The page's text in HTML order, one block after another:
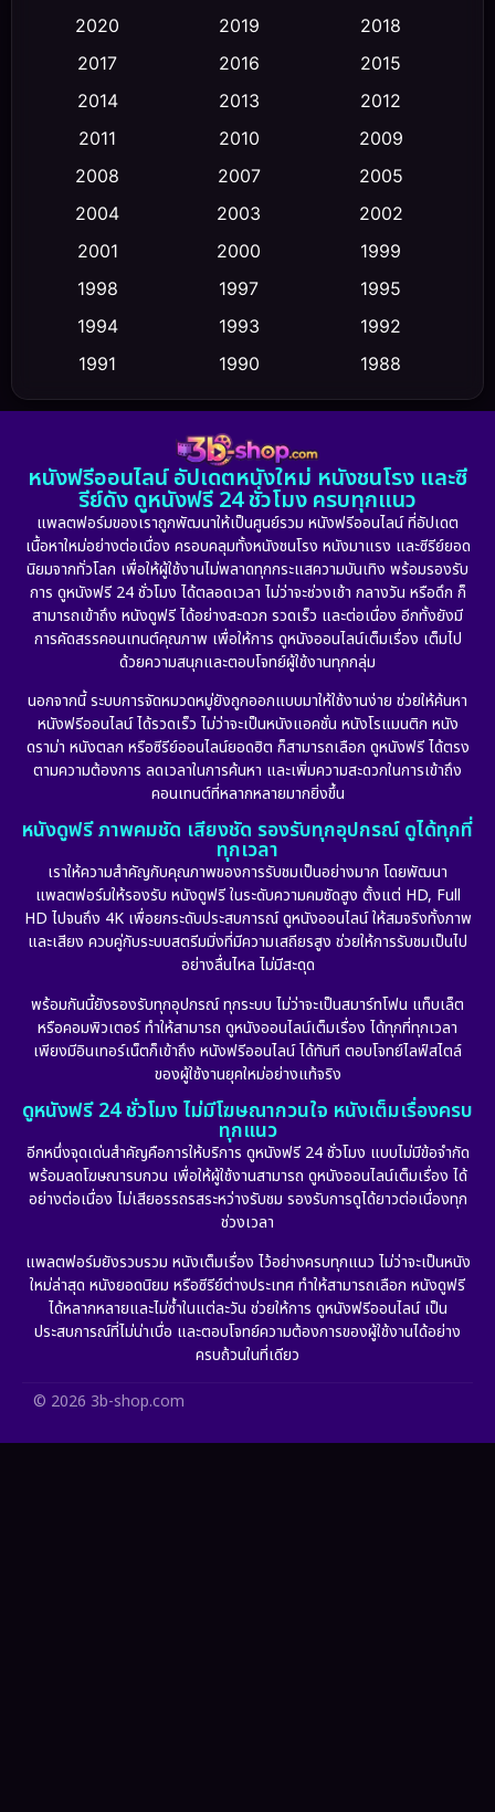
Classic หนังคลาสสิก (23)
Comedy ตลก (470)
Conspiracy
Crime อาชญากรรม (352)
Culture (23)
Dance เต้น
Detective สืบสวน (5)
Detective สืบสวน (56)
Disaster (10)
Disney+ (23)
Drama ดราม่า (887)
Dystopian (17)
Emotional (101)
Epic มหากาพย์ (17)
Erotic (10)
Fantasy จินตนาการ (256)
Film
Gothic (6)
HBO GO (11)
HBO Max (2)
Healing
Heist (7)
2020
2019
2018
2017
2016
2015
2014
2013
2012
2011
2010
2009
2008
2007
2005
2004
2003
2002
2001
2000
1999
1998
1997
1995
1994
1993
1992
1991
1990
1988
1986
1985
1983
1981
1974
1971 1962
หนังฟรีออนไลน์ อัปเดตหนังใหม่ หนังชนโรง และซี
รีย์ดัง ดูหนังฟรี 24 ชั่วโมง ครบทุกแนว
แพลตฟอร์มของเราถูกพัฒนาให้เป็นศูนย์รวม หนังฟรีออนไลน์ ที่อัปเดต
เนื้อหาใหม่อย่างต่อเนื่อง ครอบคลุมทั้งหนังชนโรง หนังมาแรง และซีรีย์ยอด
นิยมจากทั่วโลก เพื่อให้ผู้ใช้งานไม่พลาดทุกกระแสความบันเทิง พร้อมรองรับ
การ ดูหนังฟรี 24 ชั่วโมง ได้ตลอดเวลา ไม่ว่าจะช่วงเช้า กลางวัน หรือดึก ก็
สามารถเข้าถึง หนังดูฟรี ได้อย่างสะดวก รวดเร็ว และต่อเนื่อง อีกทั้งยังมี
การคัดสรรคอนเทนต์คุณภาพ เพื่อให้การ ดูหนังออนไลน์เต็มเรื่อง เต็มไป
ด้วยความสนุกและตอบโจทย์ผู้ใช้งานทุกกลุ่ม
นอกจากนี้ ระบบการจัดหมวดหมู่ยังถูกออกแบบมาให้ใช้งานง่าย ช่วยให้ค้นหา
หนังฟรีออนไลน์ ได้รวดเร็ว ไม่ว่าจะเป็นหนังแอคชั่น หนังโรแมนติก หนัง
ดราม่า หนังตลก หรือซีรีย์ออนไลน์ยอดฮิต ก็สามารถเลือก ดูหนังฟรี ได้ตรง
ตามความต้องการ ลดเวลาในการค้นหา และเพิ่มความสะดวกในการเข้าถึง
คอนเทนต์ที่หลากหลายมากยิ่งขึ้น
หนังดูฟรี ภาพคมชัด เสียงชัด รองรับทุกอุปกรณ์ ดูได้ทุกที่
ทุกเวลา
เราให้ความสำคัญกับคุณภาพของการรับชมเป็นอย่างมาก โดยพัฒนา
แพลตฟอร์มให้รองรับ หนังดูฟรี ในระดับความคมชัดสูง ตั้งแต่ HD, Full
HD ไปจนถึง 4K เพื่อยกระดับประสบการณ์ ดูหนังออนไลน์ ให้สมจริงทั้งภาพ
และเสียง ควบคู่กับระบบสตรีมมิ่งที่มีความเสถียรสูง ช่วยให้การรับชมเป็นไป
อย่างลื่นไหล ไม่มีสะดุด
พร้อมกันนี้ยังรองรับทุกอุปกรณ์ ทุกระบบ ไม่ว่าจะเป็นสมาร์ทโฟน แท็บเล็ต
หรือคอมพิวเตอร์ ทำให้สามารถ ดูหนังออนไลน์เต็มเรื่อง ได้ทุกที่ทุกเวลา
เพียงมีอินเทอร์เน็ตก็เข้าถึง หนังฟรีออนไลน์ ได้ทันที ตอบโจทย์ไลฟ์สไตล์
ของผู้ใช้งานยุคใหม่อย่างแท้จริง
ดูหนังฟรี 24 ชั่วโมง ไม่มีโฆษณากวนใจ หนังเต็มเรื่องครบ
ทุกแนว
อีกหนึ่งจุดเด่นสำคัญคือการให้บริการ ดูหนังฟรี 24 ชั่วโมง แบบไม่มีข้อจำกัด
พร้อมลดโฆษณารบกวน เพื่อให้ผู้ใช้งานสามารถ ดูหนังออนไลน์เต็มเรื่อง ได้
อย่างต่อเนื่อง ไม่เสียอรรถรสระหว่างรับชม รองรับการดูได้ยาวต่อเนื่องทุก
ช่วงเวลา
แพลตฟอร์มยังรวบรวม หนังเต็มเรื่อง ไว้อย่างครบทุกแนว ไม่ว่าจะเป็นหนัง
ใหม่ล่าสุด หนังยอดนิยม หรือซีรีย์ต่างประเทศ ทำให้สามารถเลือก หนังดูฟรี
ได้หลากหลายและไม่ซ้ำในแต่ละวัน ช่วยให้การ ดูหนังฟรีออนไลน์ เป็น
ประสบการณ์ที่ไม่น่าเบื่อ และตอบโจทย์ความต้องการของผู้ใช้งานได้อย่าง
ครบถ้วนในที่เดียว
© 2026 3b-shop.com